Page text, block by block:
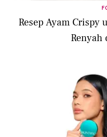
Resep Ayam Crispy
Renyah